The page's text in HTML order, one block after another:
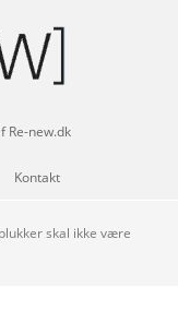
Re-new.dk
Kontakt
skal ikke være